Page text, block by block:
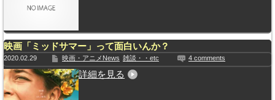
映画「ミッドサマー」って面白いんか？
2020.02.29 映画・アニメNews 雑談・・etc 4 comments
詳細を見る